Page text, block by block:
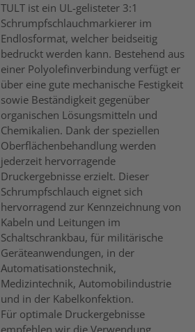
TULT ist ein UL-gelisteter 3:1
Schrumpfschlauchmarkierer im
Endlosformat, welcher beidseitig
bedruckt werden kann. Bestehend aus
einer Polyolefinverbindung verfügt er
über eine gute mechanische Festigkeit
sowie Beständigkeit gegenüber
organischen Lösungsmitteln und
Chemikalien. Dank der speziellen
Oberflächenbehandlung werden
jederzeit hervorragende
Druckergebnisse erzielt. Dieser
Schrumpfschlauch eignet sich
hervorragend zur Kennzeichnung von
Kabeln und Leitungen im
Schaltschrankbau, für militärische
Geräteanwendungen, in der
Automatisationstechnik,
Medizintechnik, Automobilindustrie
und in der Kabelkonfektion.
Für optimale Druckergebnisse